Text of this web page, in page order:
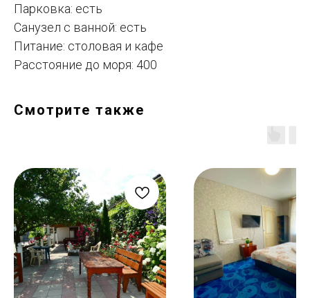
Парковка: есть
Санузел с ванной: есть
Питание: столовая и кафе
Расстояние до моря: 400
Смотрите также